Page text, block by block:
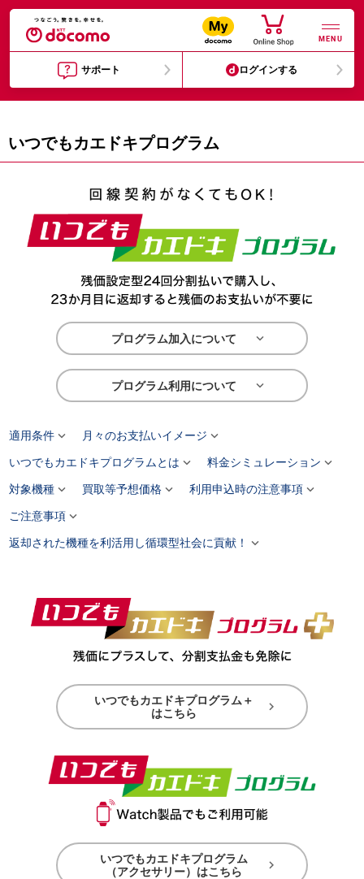
MENU
サポート ログインする
いつでもカエドキプログラム
プログラム加入について 
プログラム利用について 
適用条件 月々のお支払いイメージ 
いつでもカエドキプログラムとは  料金シミュレーション 
対象機種 買取等予想価格 利用申込時の注意事項
ご注意事項
返却された機種を利活用し循環型社会に貢献！ 
いつでもカエドキプログラム＋
はこちら

いつでもカエドキプログラム
（アクセサリー）はこちら
